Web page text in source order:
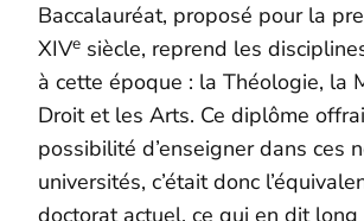
Baccalauréat, proposé pour la
XIVe siècle, reprend les
à cette époque : la Théologie, la
Droit et les Arts. Ce diplôme
possibilité d’enseigner dans ces
universités, c’était donc